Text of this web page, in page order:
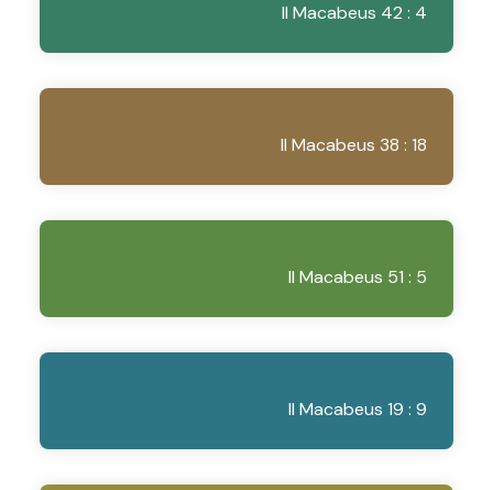
II Macabeus 42 : 4
II Macabeus 38 : 18
II Macabeus 51 : 5
II Macabeus 19 : 9